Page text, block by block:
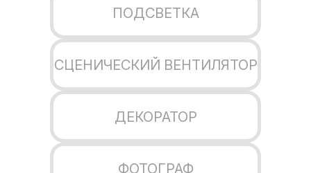
ПОДСВЕТКА
СЦЕНИЧЕСКИЙ ВЕНТИЛЯТОР
ДЕКОРАТОР
ФОТОГРАФ